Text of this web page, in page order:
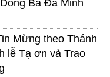
Ba Đa Minh
Mừng theo Thánh
lễ Tạ ơn và Trao